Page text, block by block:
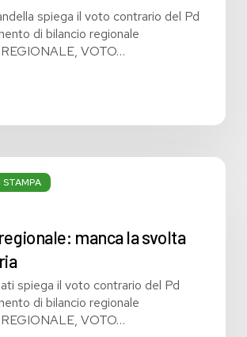
spiega il voto contrario del Pd
di bilancio regionale
VOTO…
manca la svolta
spiega il voto contrario del Pd
di bilancio regionale
VOTO…